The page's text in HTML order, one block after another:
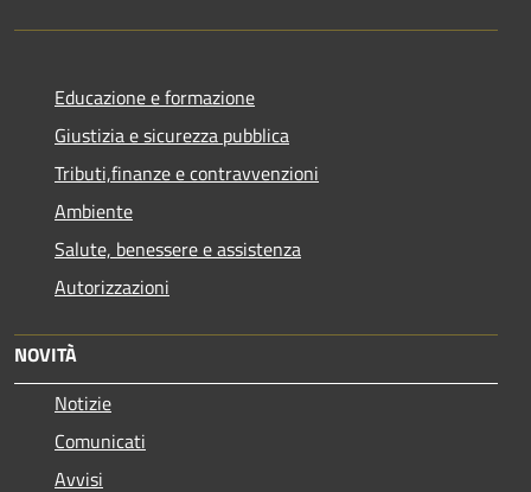
Educazione e formazione
Giustizia e sicurezza pubblica
Tributi,finanze e contravvenzioni
Ambiente
Salute, benessere e assistenza
Autorizzazioni
NOVITÀ
Notizie
Comunicati
Avvisi